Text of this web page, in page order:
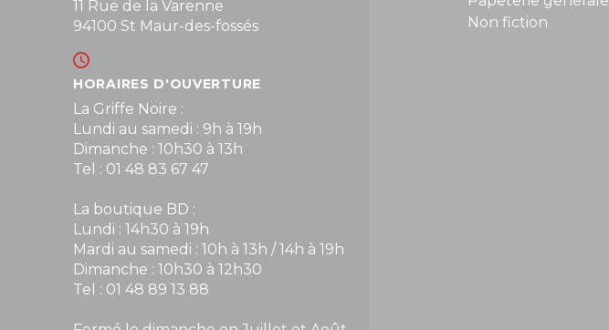
11 Rue de la Varenne
94100 St Maur-des-fossés
HORAIRES D'OUVERTURE
La Griffe Noire :
Lundi au samedi : 9h à 19h
Dimanche : 10h30 à 13h
Tel : 01 48 83 67 47
La boutique BD :
Lundi : 14h30 à 19h
Mardi au samedi : 10h à 13h / 14h à 19h
Dimanche : 10h30 à 12h30
Tel : 01 48 89 13 88
Non fiction